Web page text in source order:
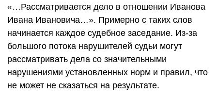
«…Рассматривается дело в отношении Иванова
Ивана Ивановича…». Примерно с таких слов
начинается каждое судебное заседание. Из-за
большого потока нарушителей судьи могут
рассматривать дела со значительными
нарушениями установленных норм и правил, что
не может не сказаться на результате.